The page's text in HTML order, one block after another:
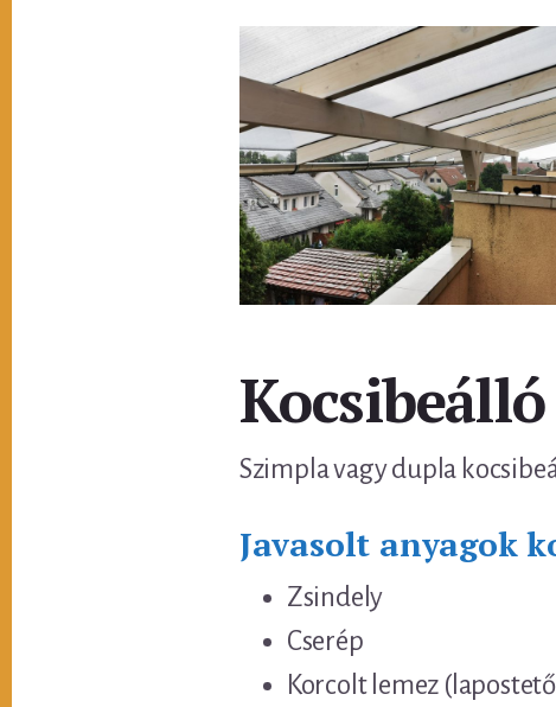
Szimpla vagy dupla
Javasolt anyagok
Zsindely
Cserép
Korcolt lemez